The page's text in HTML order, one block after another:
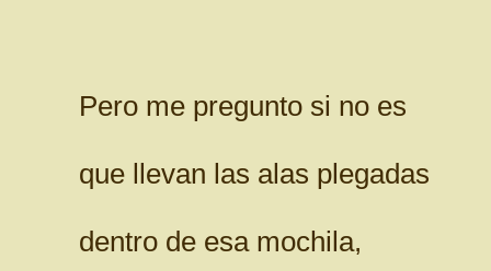
Pero me pregunto si no es
que llevan las alas plegadas
dentro de esa mochila,